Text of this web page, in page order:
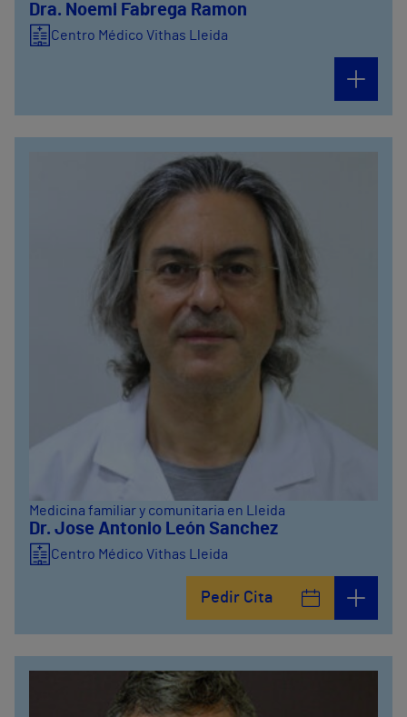
Dra. Noemi Fabrega Ramon
Centro Médico Vithas Lleida
Medicina familiar y comunitaria en Lleida
Dr. Jose Antonio León Sanchez
Centro Médico Vithas Lleida
Pedir Cita